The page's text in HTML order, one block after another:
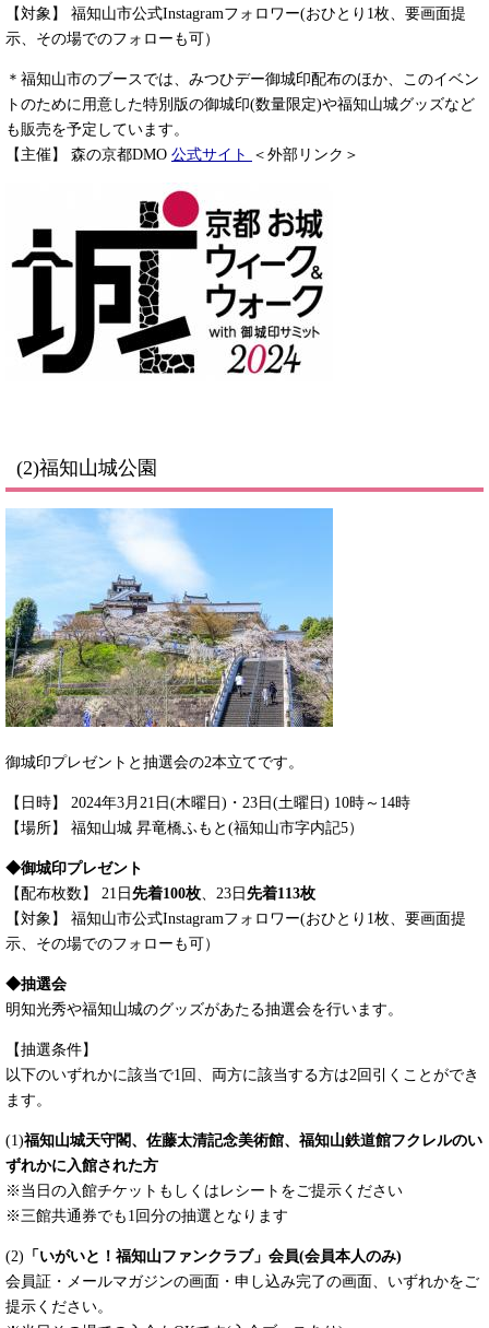
【対象】 福知山市公式Instagramフォロワー(おひとり1枚、要画面提
示、その場でのフォローも可）
＊福知山市のブースでは、みつひデー御城印配布のほか、このイベン
トのために用意した特別版の御城印(数量限定)や福知山城グッズなど
も販売を予定しています。
【主催】 森の京都DMO 公式サイト ＜外部リンク＞
(2)福知山城公園
御城印プレゼントと抽選会の2本立てです。
【日時】 2024年3月21日(木曜日)・23日(土曜日) 10時～14時
【場所】 福知山城 昇竜橋ふもと(福知山市字内記5）
◆御城印プレゼント
【配布枚数】 21日 先着100枚、23日 先着113枚
【対象】 福知山市公式Instagramフォロワー(おひとり1枚、要画面提
示、その場でのフォローも可）
◆抽選会
明知光秀や福知山城のグッズがあたる抽選会を行います。
【抽選条件】
以下のいずれかに該当で1回、両方に該当する方は2回引くことができ
ます。
(1)福知山城天守閣、佐藤太清記念美術館、福知山鉄道館フクレルのい
ずれかに入館された方
※当日の入館チケットもしくはレシートをご提示ください
※三館共通券でも1回分の抽選となります
(2) 「いがいと！福知山ファンクラブ」会員(会員本人のみ)
会員証・メールマガジンの画面・申し込み完了の画面、いずれかをご
提示ください。